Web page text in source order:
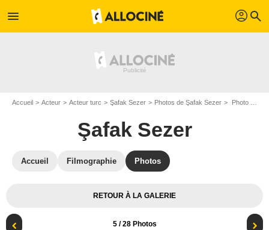
menu profil search
Accueil Acteur Acteur turc Şafak Sezer Photos de Şafak Sezer Photo Şafak Sezer
Şafak Sezer
Accueil Filmographie Photos
RETOUR À LA GALERIE
5/ 28 Photos